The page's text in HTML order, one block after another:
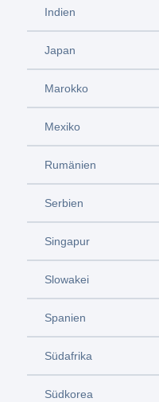
Indien
Japan
Marokko
Mexiko
Rumänien
Serbien
Singapur
Slowakei
Spanien
Südafrika
Südkorea